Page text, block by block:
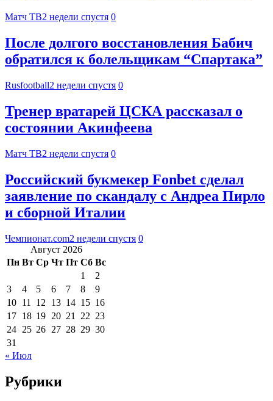
Матч ТВ2 недели спустя 0
После долгого восстановления Бабич
обратился к болельщикам “Спартака”
Rusfootball2 недели спустя 0
Тренер вратарей ЦСКА рассказал о
состоянии Акинфеева
Матч ТВ2 недели спустя 0
Российский букмекер Fonbet сделал
заявление по скандалу с Андреа Пирло
и сборной Италии
Чемпионат.com2 недели спустя 0
Август 2026
Пн Вт Ср Чт Пт Сб Вс
1
2
3
4 5 6 7 8
9
10 11 12 13 14 15 16
17 18 19 20 21 22 23
24 25 26 27 28 29 30
31
« Июл
Рубрики